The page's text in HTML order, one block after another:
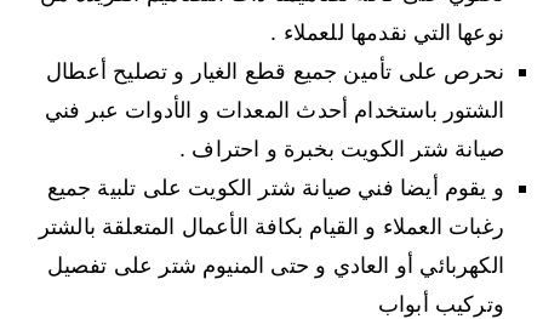
نوعها التي نقدمها للعملاء .
نحرص على تأمين جميع قطع الغيار و تصليح أعطال
الشتور باستخدام أحدث المعدات و الأدوات عبر فني
صيانة شتر الكويت بخبرة و احتراف .
و يقوم أيضا فني صيانة شتر الكويت على تلبية جميع
رغبات العملاء و القيام بكافة الأعمال المتعلقة بالشتر
الكهربائي أو العادي و حتى المنيوم شتر على تفصيل
وتركيب أبواب